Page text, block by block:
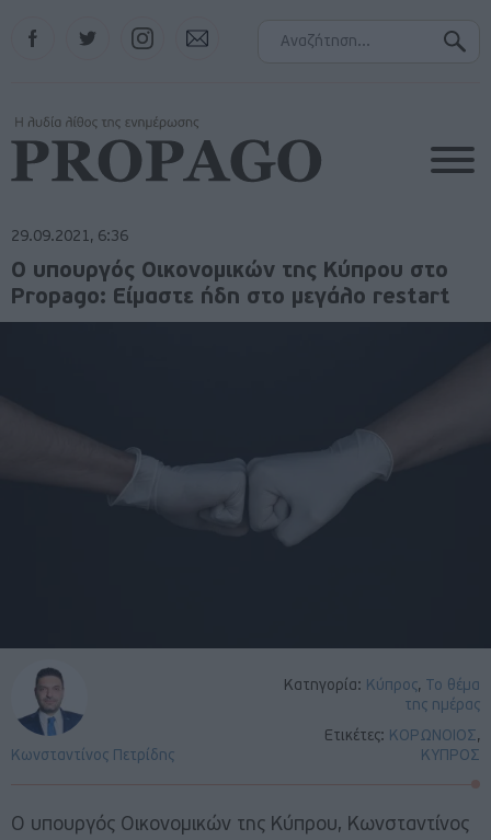
Instagram
29.09.2021, 6:36
Κατηγορία: Κύπρος, Το θέμα
της ημέρας
Ετικέτες: ΚΟΡΩΝΟΙΟΣ,
ΚΥΠΡΟΣ
Κωνσταντίνος Πετρίδης
Ο υπουργός Οικονομικών της Κύπρου στο
Propago: Είμαστε ήδη στο μεγάλο restart
Ο υπουργός Οικονομικών της Κύπρου, Κωνσταντίνος